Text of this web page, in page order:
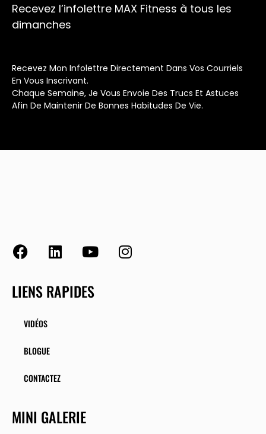
Recevez l’infolettre MAX Fitness à tous les
dimanches
Recevez Mon Infolettre Directement Dans Vos Courriels
En Vous Inscrivant.
Chaque Semaine, Je Vous Envoie Des Trucs Et Astuces
Afin De Maintenir De Bonnes Habitudes De Vie.
LIENS RAPIDES
VIDÉOS
BLOGUE
CONTACTEZ
MINI GALERIE